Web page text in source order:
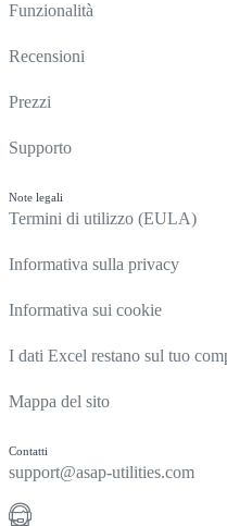
Funzionalità
Recensioni
Prezzi
Supporto
Note legali
Termini di utilizzo (EULA)
Informativa sulla privacy
Informativa sui cookie
I dati Excel restano sul tuo
Mappa del sito
Contatti
support@asap-utilities.com